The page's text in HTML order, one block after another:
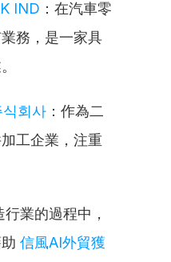
IND ：在汽車零
務，是一家具
식회사 ：作為二
工企業，注重
信風AI外貿獲